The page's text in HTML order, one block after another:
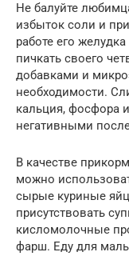
Не балуйте
избыток соли и
работе его
пичкать своего
добавками и
необходимости.
кальция, фосфора
негативными
В качестве
можно
сырые куриные
присутствовать
кисломолочные
фарш. Еду для